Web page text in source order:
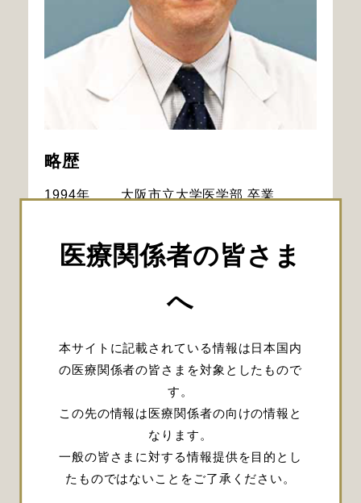
医療関係者の皆さま
へ
本サイトに記載されている情報は日本国内
の医療関係者の皆さまを対象としたもので
す。
この先の情報は医療関係者の向けの情報と
なります。
一般の皆さまに対する情報提供を目的とし
たものではないことをご了承ください。
略歴
1994年
大阪市立大学医学部 卒業
1999年
大阪市立大学医学部附属病院 脳
神経外科 助手
神経外科 講師
2008年
The Centre for Minimally
Invasive Surgery in the Prince
of Wales Private Hospital (
Sydney in Australia ) 留学
大阪市立大学医学部附属病院 脳
神経外科 准教授
2020年
大阪公立大学 大学院医学研究科